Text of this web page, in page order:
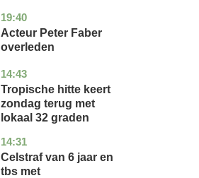
19:40
noord-
holland
glossy
Acteur Peter Faber
overleden
14:43
utrecht
nieuws
Tropische hitte keert
zondag terug met
lokaal 32 graden
14:31
zuid-
holland
nieuws
Celstraf van 6 jaar en
tbs met